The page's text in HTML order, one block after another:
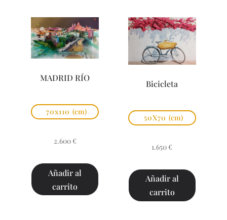
MADRID RÍO
70x110 (cm)
2.600 €
Añadir al
carrito
Bicicleta
50X70 (cm)
1.650 €
Añadir al
carrito